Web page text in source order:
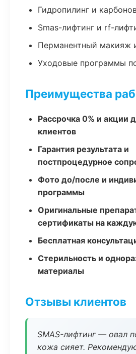
Гидропилинг и
Smas-лифтинг и rf-
Перманентный макияж
Уходовые программы
Преимущества
Рассрочка 0% и акции
клиентов
Гарантия результата и
постпроцедурное
Фото до/после и
программы
Оригинальные
сертификаты на
Бесплатная
Стерильность и
материалы
Отзывы клиентов
SMAS-лифтинг — овал
кожа сияет.